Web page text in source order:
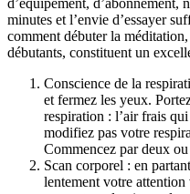
d’équipement, d’abonnement,
minutes et l’envie d’essayer
comment débuter la
débutants, constituent un
Conscience de la
et fermez les yeux.
respiration : l’air frais
modifiez pas votre
Commencez par deux
Scan corporel : en
lentement votre attention